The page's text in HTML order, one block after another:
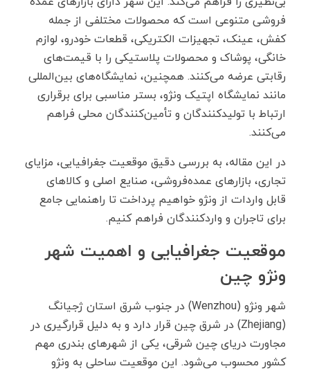
‌فروشی متنوعی است که محصولات مختلفی از جمله
کفش، عینک، تجهیزات الکتریکی، قطعات خودرو، لوازم
خانگی، پوشاک و محصولات پلاستیکی را با قیمت‌های
رقابتی عرضه می‌کنند. همچنین، نمایشگاه‌های بین‌المللی
مانند نمایشگاه اپتیک ونژو، بستر مناسبی برای برقراری
ارتباط با تولیدکنندگان و تأمین‌کنندگان محلی فراهم
می‌کنند.
در این مقاله، به بررسی دقیق موقعیت جغرافیایی، مزایای
تجاری، بازارهای عمده‌فروشی، صنایع اصلی و کالاهای
قابل واردات از ونژو خواهیم پرداخت تا راهنمایی جامع
برای تاجران و واردکنندگان فراهم کنیم.
موقعیت جغرافیایی و اهمیت شهر
ونژو چین
شهر ونژو (Wenzhou) در جنوب شرق استان ژجیانگ
(Zhejiang) در شرق چین قرار دارد و به دلیل قرارگیری در
مجاورت دریای چین شرقی، یکی از شهرهای بندری مهم
کشور محسوب می‌شود. این موقعیت ساحلی به ونژو